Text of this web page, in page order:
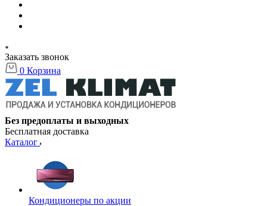
Заказать звонок
0 Корзина
Без предоплаты и выходных
Бесплатная доставка
Каталог
Кондиционеры по акции